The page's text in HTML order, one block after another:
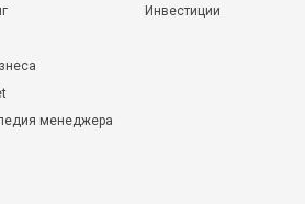
менеджера
Инвестиции